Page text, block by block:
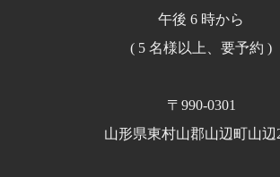
午後 6 時から
( 5 名様以上、要予約 )
〒990-0301
山形県東村山郡山辺町山辺